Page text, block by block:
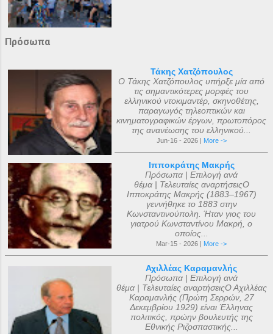
Πρόσωπα
Τάκης Χατζόπουλος
Ο Τάκης Χατζόπουλος υπήρξε μία από
τις σημαντικότερες μορφές του
ελληνικού ντοκιμαντέρ, σκηνοθέτης,
παραγωγός τηλεοπτικών και
κινηματογραφικών έργων, πρωτοπόρος
της ανανέωσης του ελληνικού...
Jun-16 - 2026 | More ->
Ιπποκράτης Μακρής
Πρόσωπα | Επιλογή ανά
θέμα | Τελευταίες αναρτήσειςΟ
Ιπποκράτης Μακρής (1883–1967)
γεννήθηκε το 1883 στην
Κωνσταντινούπολη. Ήταν γιος του
γιατρού Κωνσταντίνου Μακρή, ο
οποίος...
Mar-15 - 2026 | More ->
Αχιλλέας Καραμανλής
Πρόσωπα | Επιλογή ανά
θέμα | Τελευταίες αναρτήσειςΟ Αχιλλέας
Καραμανλής (Πρώτη Σερρών, 27
Δεκεμβρίου 1929) είναι Έλληνας
πολιτικός, πρώην βουλευτής της
Εθνικής Ριζοσπαστικής...